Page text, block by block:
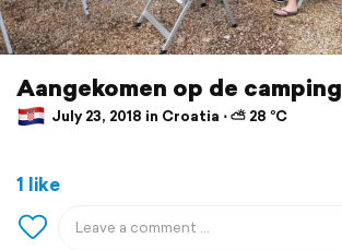
Aangekomen op de camping
July 23, 2018 in Croatia ⋅ ⛅ 28 °C
1 like